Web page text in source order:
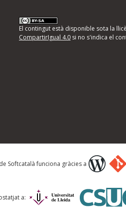
següents i descriviu quina és la
El contingut està disponible sota la
CompartirIgual 4.0si no s'indica el
Softcatalà funciona gràcies a
a: